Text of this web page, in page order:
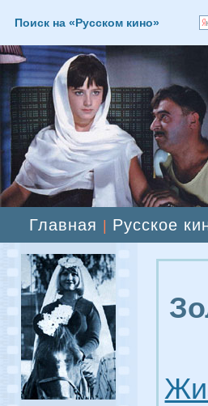
Поиск на «Русском кино»
Главная Русское